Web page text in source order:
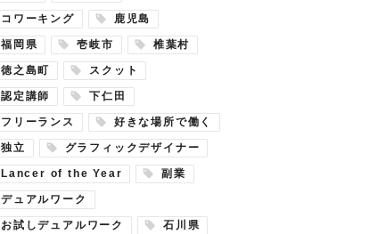
コワーキング 鹿児島
福岡県 壱岐市 椎葉村
徳之島町 スクット
認定講師 下仁田
フリーランス 好きな場所で働く
独立 グラフィックデザイナー
Lancer of the Year 副業
デュアルワーク
お試しデュアルワーク 石川県